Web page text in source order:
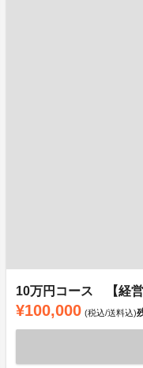
10万円コース 【経営
¥100,000 (税込/送料込)